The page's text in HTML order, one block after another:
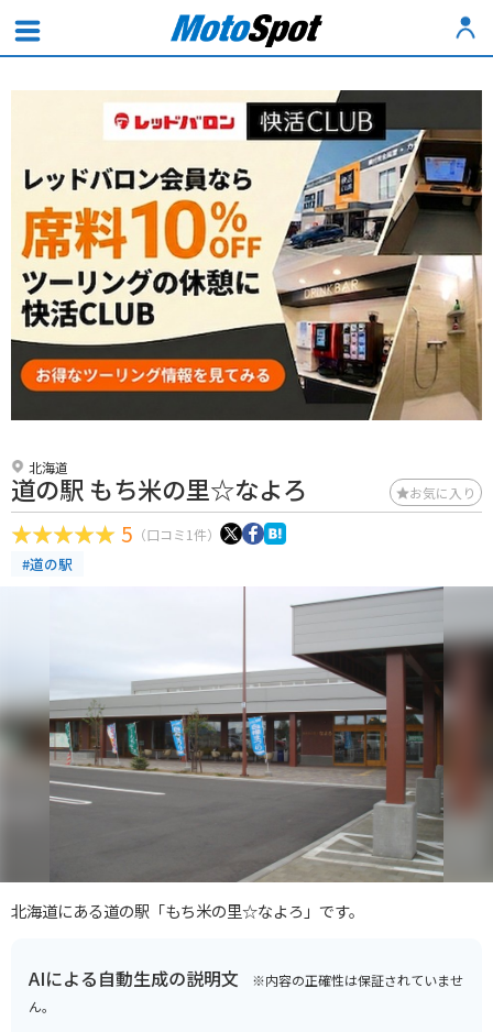
北海道
道の駅 もち米の里☆なよろ お気に入り
5 （口コミ1件）
#道の駅
北海道にある道の駅「もち米の里☆なよろ」です。
AIによる自動生成の説明文 ※内容の正確性は保証されていませ
ん。